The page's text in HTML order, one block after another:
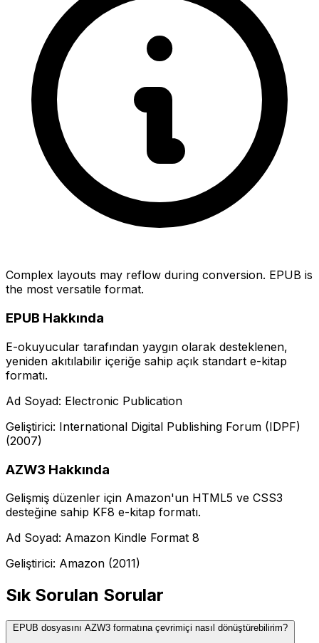
Complex layouts may reflow during conversion. EPUB is
the most versatile format.
EPUB Hakkında
E-okuyucular tarafından yaygın olarak desteklenen,
yeniden akıtılabilir içeriğe sahip açık standart e-kitap
formatı.
Ad Soyad: Electronic Publication
Geliştirici: International Digital Publishing Forum (IDPF)
(2007)
AZW3 Hakkında
Gelişmiş düzenler için Amazon'un HTML5 ve CSS3
desteğine sahip KF8 e-kitap formatı.
Ad Soyad: Amazon Kindle Format 8
Geliştirici: Amazon (2011)
Sık Sorulan Sorular
EPUB dosyasını AZW3 formatına çevrimiçi nasıl dönüştürebilirim?